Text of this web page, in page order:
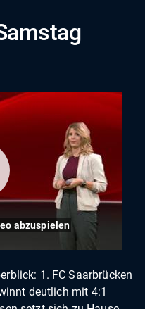
abzuspielen
1. FC Saarbrücken
deutlich mit 4:1